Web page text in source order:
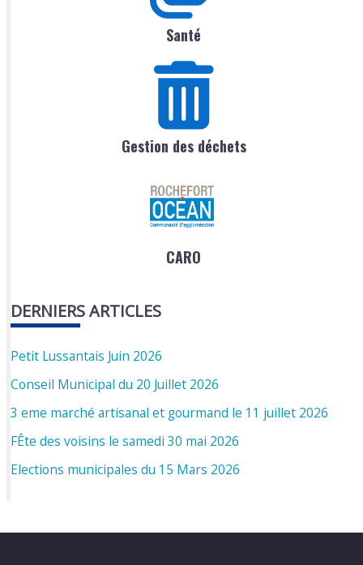
Santé
Gestion des déchets
CARO
DERNIERS ARTICLES
Petit Lussantais Juin 2026
Conseil Municipal du 20 Juillet 2026
3 eme marché artisanal et gourmand le 11 juillet 2026
FÊte des voisins le samedi 30 mai 2026
Elections municipales du 15 Mars 2026